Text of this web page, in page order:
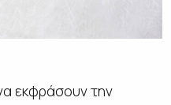
εκφράσουν την